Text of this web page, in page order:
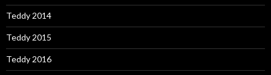
Teddy 2014
Teddy 2015
Teddy 2016